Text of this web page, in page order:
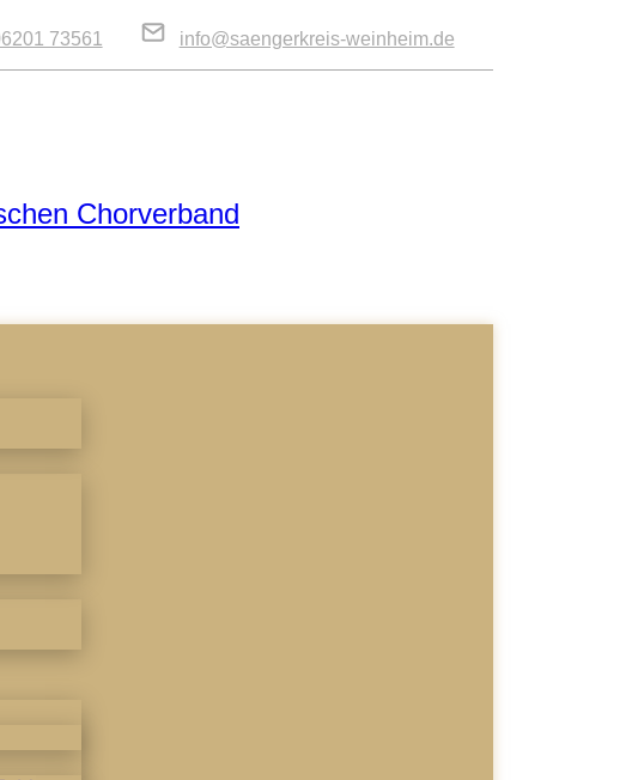
73561 info@saengerkreis-weinheim.de
Chorverband